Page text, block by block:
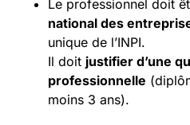
Le professionnel doit
national des
unique de l’INPI.
Il doit justifier d’une
professionnelle
moins 3 ans).